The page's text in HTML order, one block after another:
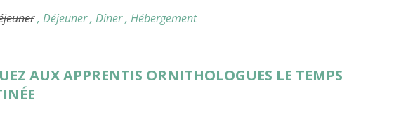
, Déjeuner, Dîner, Hébergement
AUX APPRENTIS ORNITHOLOGUES LE TEMPS